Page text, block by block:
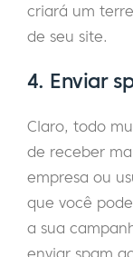
criará um
de seu site.
4. Enviar
Claro, todo
de receber
empresa ou
que você
a sua
enviar spam